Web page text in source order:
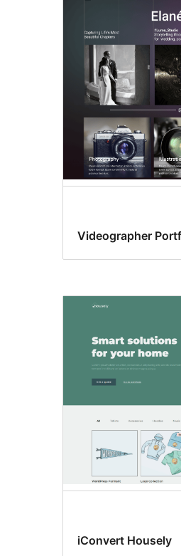
Videographer
iConvert Housely